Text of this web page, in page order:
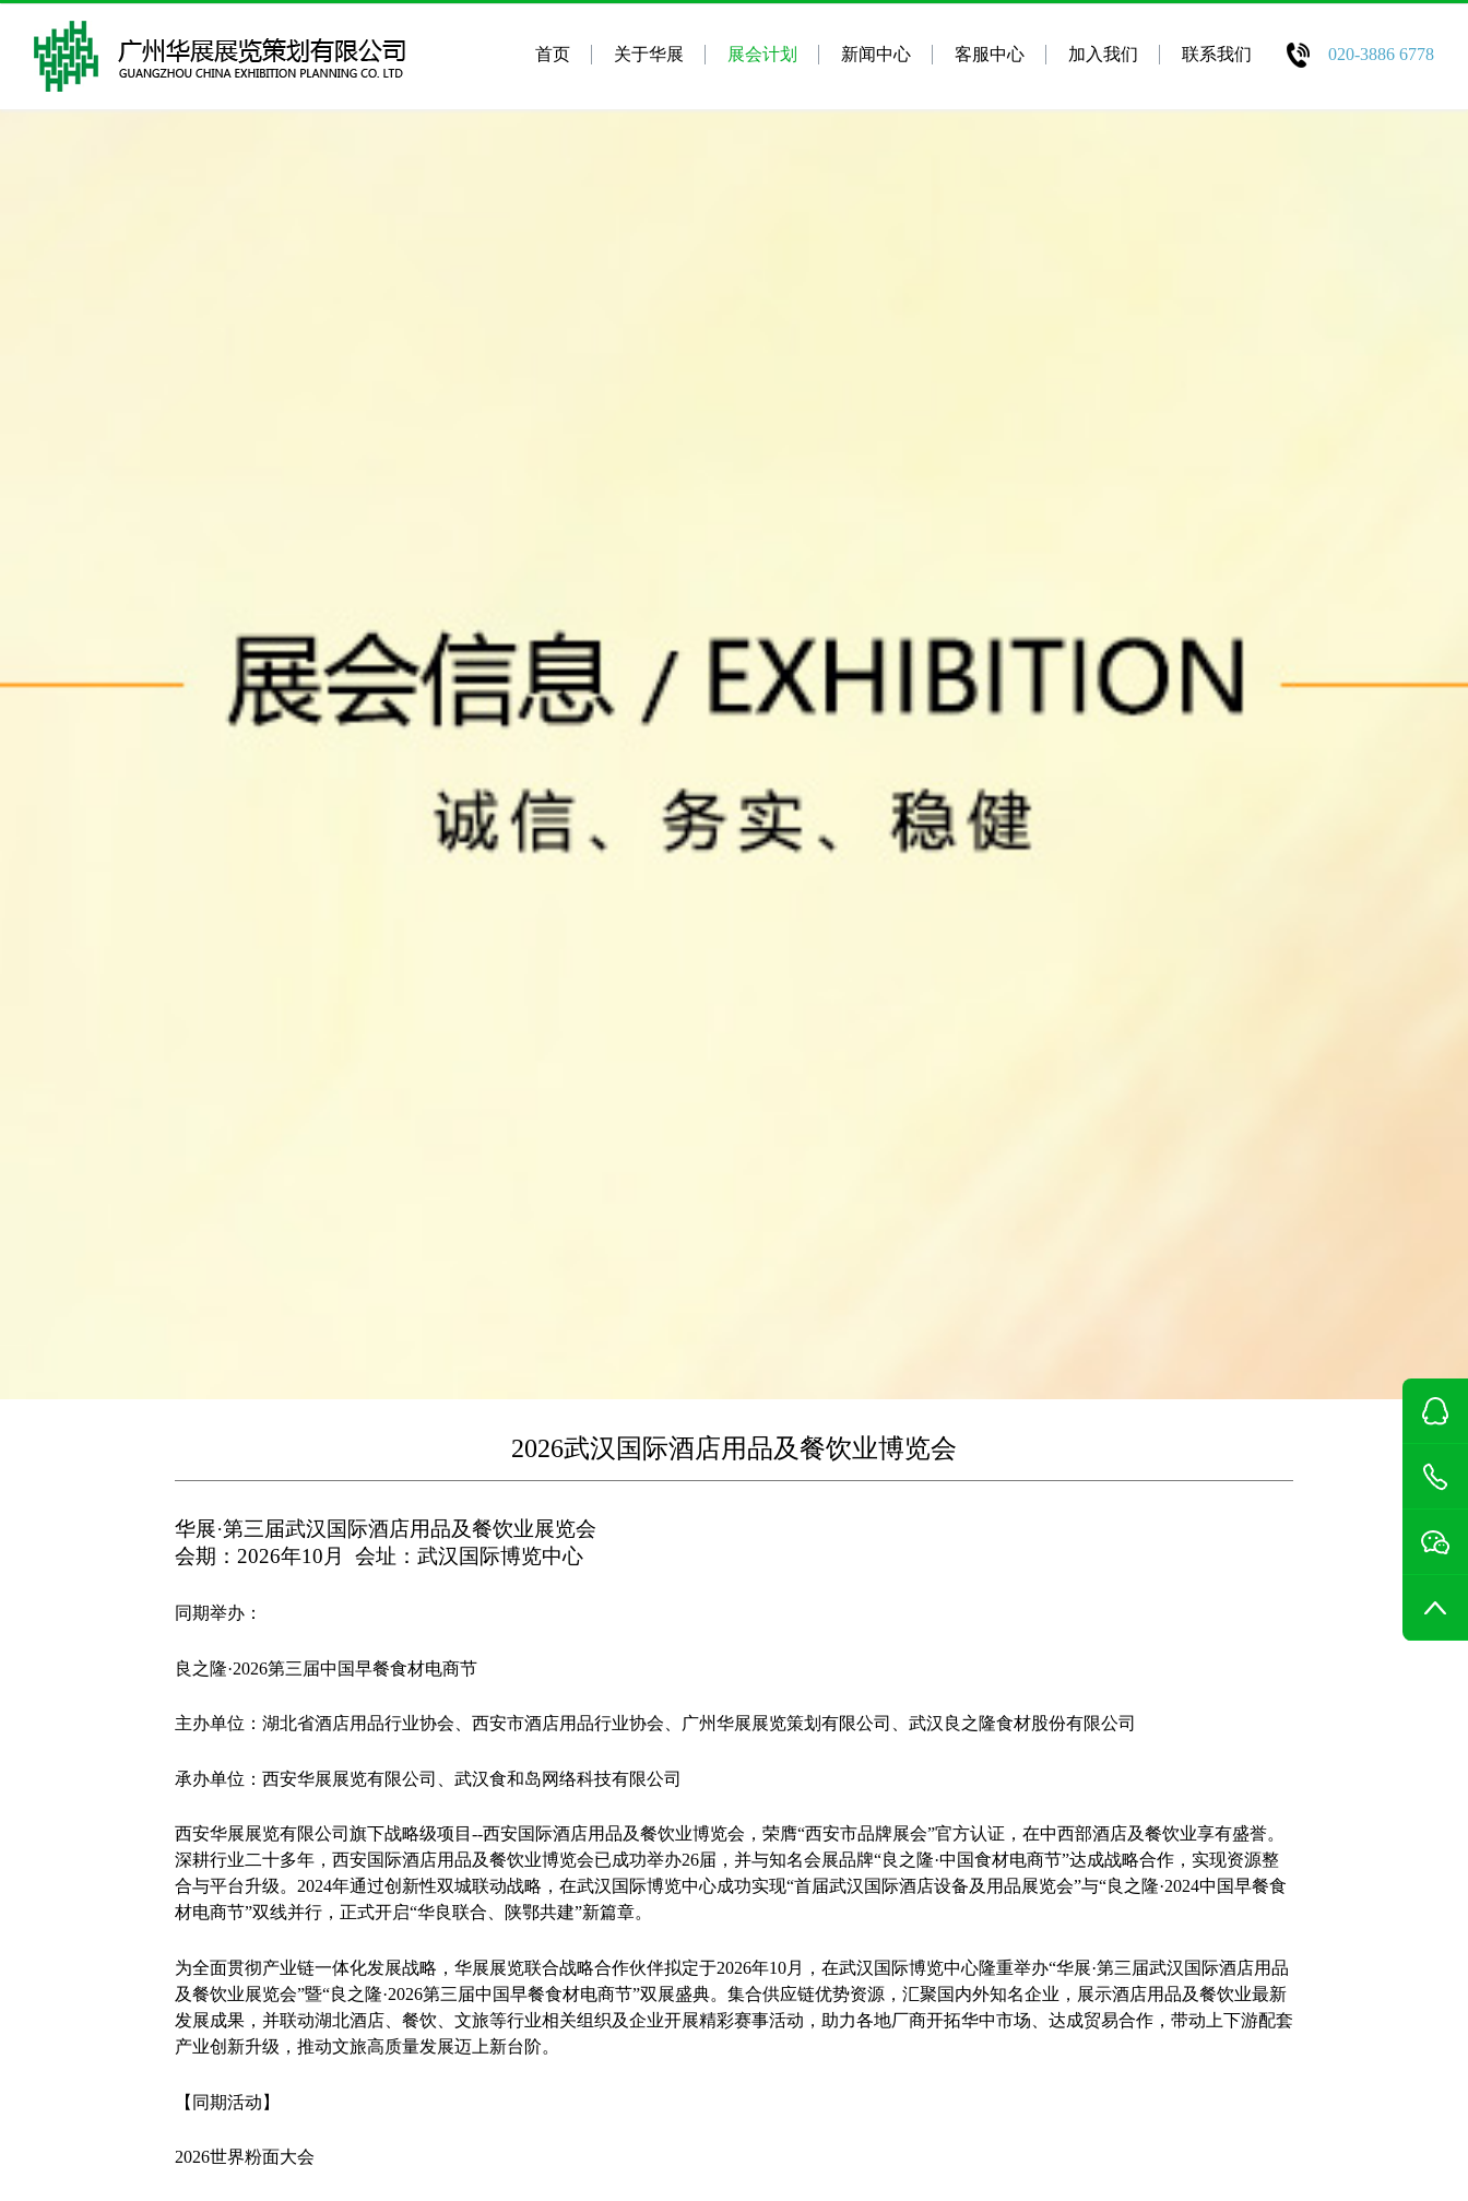
首页 关于华展 展会计划 新闻中心 客服中心 加入我们 联系我们 020-3886 6778
2026武汉国际酒店用品及餐饮业博览会
华展·第三届武汉国际酒店用品及餐饮业展览会
会期：2026年10月 会址：武汉国际博览中心
同期举办：
良之隆·2026第三届中国早餐食材电商节
主办单位：湖北省酒店用品行业协会、西安市酒店用品行业协会、广州华展展览策划有限公司、武汉良之隆食材股份有限公司
承办单位：西安华展展览有限公司、武汉食和岛网络科技有限公司
西安华展展览有限公司旗下战略级项目--西安国际酒店用品及餐饮业博览会，荣膺“西安市品牌展会”官方认证，在中西部酒店及餐饮业享有盛誉。
深耕行业二十多年，西安国际酒店用品及餐饮业博览会已成功举办26届，并与知名会展品牌“良之隆·中国食材电商节”达成战略合作，实现资源整
合与平台升级。2024年通过创新性双城联动战略，在武汉国际博览中心成功实现“首届武汉国际酒店设备及用品展览会”与“良之隆·2024中国早餐食
材电商节”双线并行，正式开启“华良联合、陕鄂共建”新篇章。
为全面贯彻产业链一体化发展战略，华展展览联合战略合作伙伴拟定于2026年10月，在武汉国际博览中心隆重举办“华展·第三届武汉国际酒店用品
及餐饮业展览会”暨“良之隆·2026第三届中国早餐食材电商节”双展盛典。集合供应链优势资源，汇聚国内外知名企业，展示酒店用品及餐饮业最新
发展成果，并联动湖北酒店、餐饮、文旅等行业相关组织及企业开展精彩赛事活动，助力各地厂商开拓华中市场、达成贸易合作，带动上下游配套
产业创新升级，推动文旅高质量发展迈上新台阶。
【同期活动】
2026世界粉面大会